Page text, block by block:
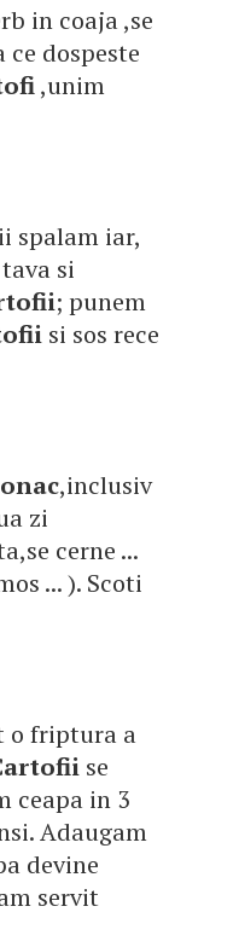
in coaja ,se
dospeste
,unim
spalam iar,
si
; punem
si sos rece
,inclusiv
zi
cerne ...
... ). Scoti
o friptura a
se
ceapa in 3
Adaugam
devine
servit